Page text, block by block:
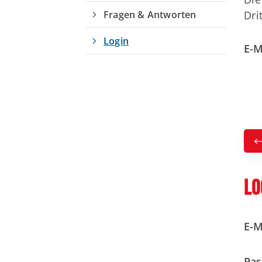
E-
E-
Fragen & Antworten
Login